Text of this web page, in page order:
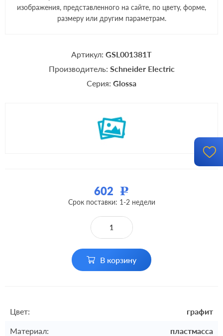
изображения, представленного на сайте, по цвету, форме,
размеру или другим параметрам.
Артикул: GSL001381T
Производитель: Schneider Electric
Серия: Glossa
602 Р
Срок поставки: 1-2 недели
В корзину
Цвет: графит
Материал: пластмасса